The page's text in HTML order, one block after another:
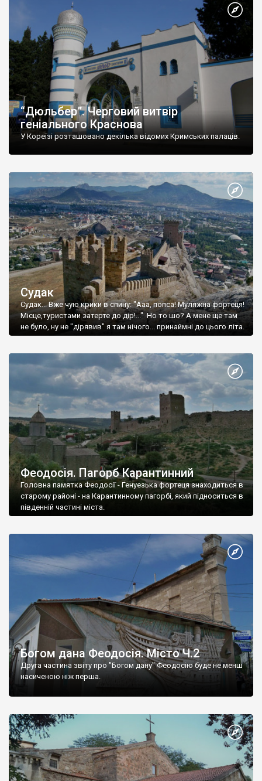
“Дюльбер”. Черговий витвір
геніального Краснова
У Кореїзі розташовано декілька відомих Кримських палаців.
Судак
Судак... Вже чую крики в спину: "Ааа, попса! Муляжна фортеця!
Місце,туристами затерте до дір!..." Но то шо? А мене ще там
не було, ну не "дірявив" я там нічого... принаймні до цього літа.
Феодосія. Пагорб Карантинний
Головна памятка Феодосії - Генуезька фортеця знаходиться в
старому районі - на Карантинному пагорбі, який підноситься в
південній частині міста.
Богом дана Феодосія. Місто Ч.2
Друга частина звіту про "Богом дану" Феодосію буде не менш
насиченою ніж перша.